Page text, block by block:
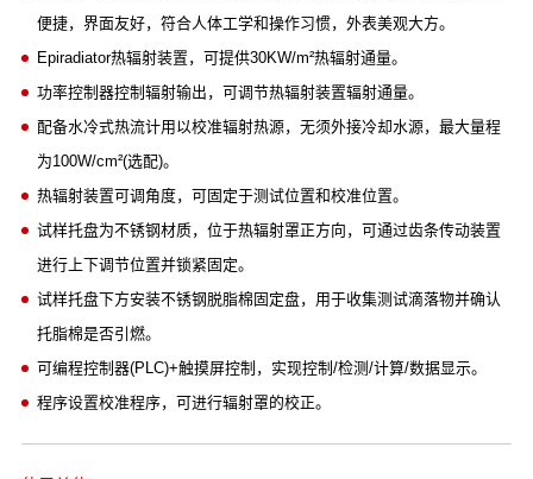
便捷，界面友好，符合人体工学和操作习惯，外表美观大方。
Epiradiator热辐射装置，可提供30KW/m²热辐射通量。
功率控制器控制辐射输出，可调节热辐射装置辐射通量。
配备水冷式热流计用以校准辐射热源，无须外接冷却水源，最大量程
为100W/cm²(选配)。
热辐射装置可调角度，可固定于测试位置和校准位置。
试样托盘为不锈钢材质，位于热辐射罩正方向，可通过齿条传动装置
进行上下调节位置并锁紧固定。
试样托盘下方安装不锈钢脱脂棉固定盘，用于收集测试滴落物并确认
托脂棉是否引燃。
可编程控制器(PLC)+触摸屏控制，实现控制/检测/计算/数据显示。
程序设置校准程序，可进行辐射罩的校正。